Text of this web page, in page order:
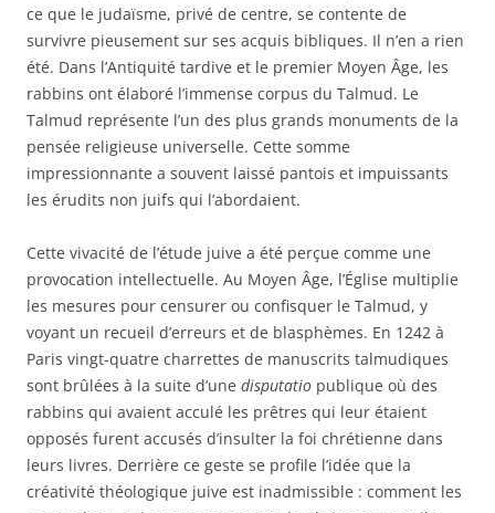
ce que le judaïsme, privé de centre, se contente de
survivre pieusement sur ses acquis bibliques. Il n’en a rien
été. Dans l’Antiquité tardive et le premier Moyen Âge, les
rabbins ont élaboré l’immense corpus du Talmud. Le
Talmud représente l’un des plus grands monuments de la
pensée religieuse universelle. Cette somme
impressionnante a souvent laissé pantois et impuissants
les érudits non juifs qui l’abordaient.
Cette vivacité de l’étude juive a été perçue comme une
provocation intellectuelle. Au Moyen Âge, l’Église multiplie
les mesures pour censurer ou confisquer le Talmud, y
voyant un recueil d’erreurs et de blasphèmes. En 1242 à
Paris vingt-quatre charrettes de manuscrits talmudiques
sont brûlées à la suite d’une disputatio publique où des
rabbins qui avaient acculé les prêtres qui leur étaient
opposés furent accusés d’insulter la foi chrétienne dans
leurs livres. Derrière ce geste se profile l’idée que la
créativité théologique juive est inadmissible : comment les